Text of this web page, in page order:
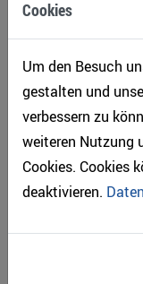
Cookies
Um den Besuch
gestalten und
verbessern zu
weiteren Nutzung
Cookies. Cookies
deaktivieren.
Wälder besser auf
vorbereiten können.
Link:WSL-Beitrag
Zurück